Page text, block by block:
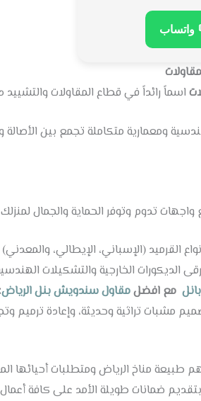
واتساب
اسماً رائداً في قطاع المقاولات والتشييد
متكاملة تجمع بين الأصالة
تدوم وتوفر الحماية والجمال
القرميد (الإسباني، الإيطالي،
الديكورات الخارجية والتشكيلات
مع افضلمقاول سندويش بنل الرياض:
مشبات تراثية وحديثة، وإعادة ترميم
طبيعة مناخ الرياض ومتطلبات أحيائها
ضمانات طويلة الأمد على كافة أعمال